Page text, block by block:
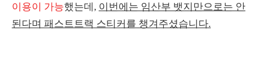
이용이 가능했는데, 이번에는 임산부 뱃지만으로는 안
된다며 패스트트랙 스티커를 챙겨주셨습니다.